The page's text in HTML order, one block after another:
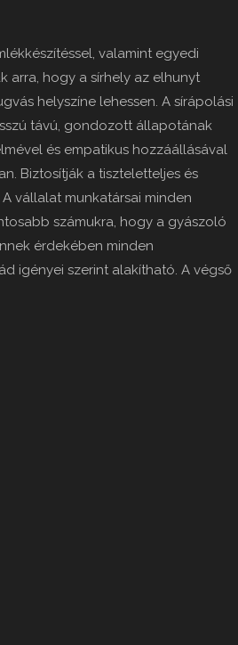
valamint egyedi
arra, hogy a sírhely az elhunyt
helyszíne lehessen. A sírápolási
távú, gondozott állapotának
és empatikus hozzáállásával
Biztosítják a tiszteletteljes és
vállalat munkatársai minden
számukra, hogy a gyászoló
érdekében minden
igényei szerint alakítható. A végső